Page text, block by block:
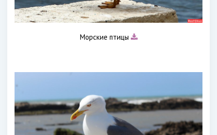
Морские птицы